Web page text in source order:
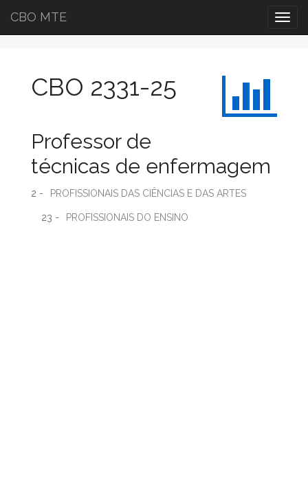
CBO MTE
CBO 2331-25
Professor de
técnicas de enfermagem
2 - PROFISSIONAIS DAS CIÊNCIAS E DAS ARTES
23 - PROFISSIONAIS DO ENSINO